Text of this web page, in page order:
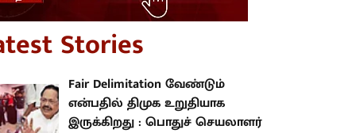
Stories
Fair Delimitation வேண்டும்
என்பதில் திமுக உறுதியாக
இருக்கிறது : பொதுச் செயலாளர்